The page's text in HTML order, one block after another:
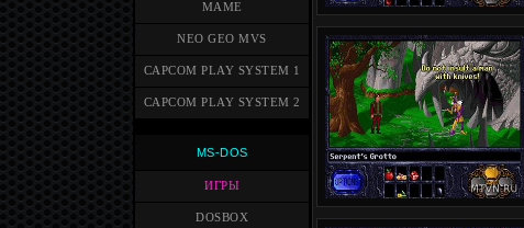
MAME
NEO GEO MVS
CAPCOM PLAY SYSTEM 1
CAPCOM PLAY SYSTEM 2
MS-DOS
ИГРЫ
DOSBOX